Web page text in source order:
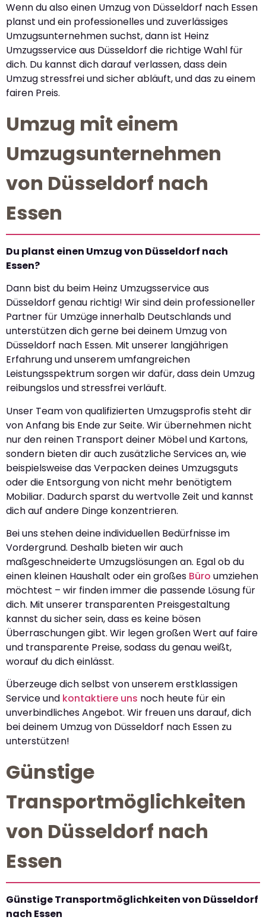
Wenn du also einen Umzug von Düsseldorf nach Essen
planst und ein professionelles und zuverlässiges
Umzugsunternehmen suchst, dann ist Heinz
Umzugsservice aus Düsseldorf die richtige Wahl für
dich. Du kannst dich darauf verlassen, dass dein
Umzug stressfrei und sicher abläuft, und das zu einem
fairen Preis.
Umzug mit einem
Umzugsunternehmen
von Düsseldorf nach
Essen
Du planst einen Umzug von Düsseldorf nach
Essen?
Dann bist du beim Heinz Umzugsservice aus
Düsseldorf genau richtig! Wir sind dein professioneller
Partner für Umzüge innerhalb Deutschlands und
unterstützen dich gerne bei deinem Umzug von
Düsseldorf nach Essen. Mit unserer langjährigen
Erfahrung und unserem umfangreichen
Leistungsspektrum sorgen wir dafür, dass dein Umzug
reibungslos und stressfrei verläuft.
Unser Team von qualifizierten Umzugsprofis steht dir
von Anfang bis Ende zur Seite. Wir übernehmen nicht
nur den reinen Transport deiner Möbel und Kartons,
sondern bieten dir auch zusätzliche Services an, wie
beispielsweise das Verpacken deines Umzugsguts
oder die Entsorgung von nicht mehr benötigtem
Mobiliar. Dadurch sparst du wertvolle Zeit und kannst
dich auf andere Dinge konzentrieren.
Bei uns stehen deine individuellen Bedürfnisse im
Vordergrund. Deshalb bieten wir auch
maßgeschneiderte Umzugslösungen an. Egal ob du
einen kleinen Haushalt oder ein großes Büro umziehen
möchtest – wir finden immer die passende Lösung für
dich. Mit unserer transparenten Preisgestaltung
kannst du sicher sein, dass es keine bösen
Überraschungen gibt. Wir legen großen Wert auf faire
und transparente Preise, sodass du genau weißt,
worauf du dich einlässt.
Überzeuge dich selbst von unserem erstklassigen
Service und kontaktiere uns noch heute für ein
unverbindliches Angebot. Wir freuen uns darauf, dich
bei deinem Umzug von Düsseldorf nach Essen zu
unterstützen!
Günstige
Transportmöglichkeiten
von Düsseldorf nach
Essen
Günstige Transportmöglichkeiten von Düsseldorf
nach Essen